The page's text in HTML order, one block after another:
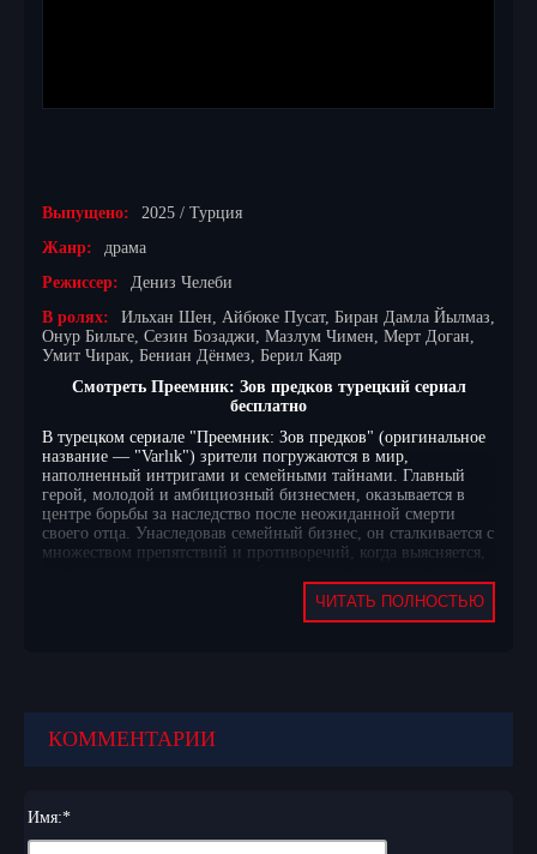
Выпущено:
2025 / Турция
Жанр:
драма
Режиссер:
Дениз Челеби
В ролях:
Ильхан Шен, Айбюке Пусат, Биран Дамла Йылмаз,
Онур Бильге, Сезин Бозаджи, Мазлум Чимен, Мерт Доган,
Умит Чирак, Бениан Дёнмез, Берил Каяр
Смотреть Преемник: Зов предков турецкий сериал
бесплатно
В турецком сериале "Преемник: Зов предков" (оригинальное
название — "Varlık") зрители погружаются в мир,
наполненный интригами и семейными тайнами. Главный
герой, молодой и амбициозный бизнесмен, оказывается в
центре борьбы за наследство после неожиданной смерти
своего отца. Унаследовав семейный бизнес, он сталкивается с
множеством препятствий и противоречий, когда выясняется,
множество скрытых секретов, которые могут разрушить его
наковальней: он должен защитить свое наследие и
деньги может стоить ему не только бизнеса, но и семьи.
ЧИТАТЬ ПОЛНОСТЬЮ
КОММЕНТАРИИ
Имя:*